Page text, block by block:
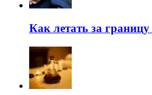
Как летать за